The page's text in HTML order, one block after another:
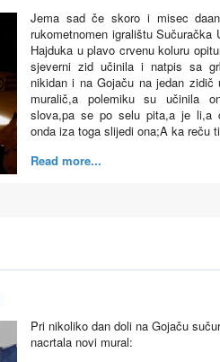
Jema sad če skoro i misec
rukometnomen igralištu Sučuračka
Hajduka u plavo crvenu koluru
sjeverni zid učinila i natpis sa
nikidan i na Gojaču na jedan zidič
muralič,a polemiku su učinila
slova,pa se po selu pita,a je li,a
onda iza toga slijedi ona;A ka
Read more...
Pri nikoliko dan doli na Gojaču
nacrtala novi mural: